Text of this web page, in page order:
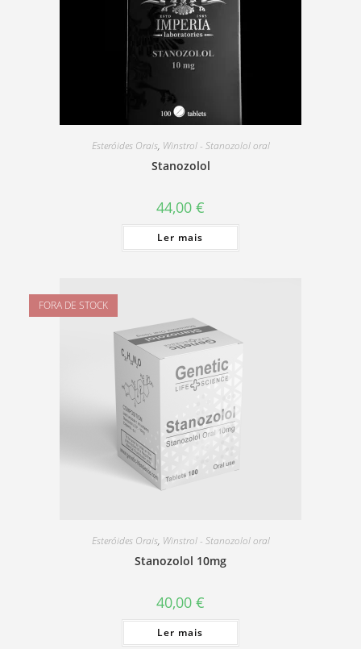
Esteróides Orais, Winstrol - Stanozolol oral
Stanozolol
44,00 €
Ler mais
FORA DE STOCK
Esteróides Orais, Winstrol - Stanozolol oral
Stanozolol 10mg
40,00 €
Ler mais